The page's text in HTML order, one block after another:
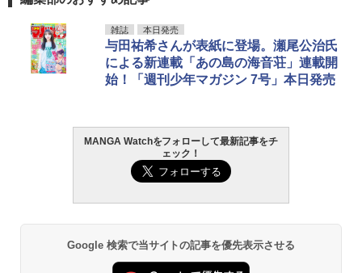
雑誌 本日発売
与田祐希さんが表紙に登場。瀬尾公治氏
による新連載「あの島の海音荘」連載開
始！「週刊少年マガジン 7号」本日発売
MANGA Watchをフォローして最新記事をチ
ェック！
Google 検索で当サイトの記事を優先表示させる